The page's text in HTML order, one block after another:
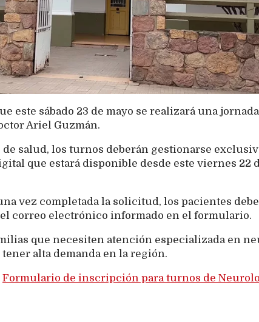
este sábado 23 de mayo se realizará una
Ariel Guzmán.
salud, los turnos deberán gestionarse
que estará disponible desde este viernes 22
vez completada la solicitud, los pacientes
correo electrónico informado en el formulario.
que necesiten atención especializada en
alta demanda en la región.
Formulario de inscripción para turnos de